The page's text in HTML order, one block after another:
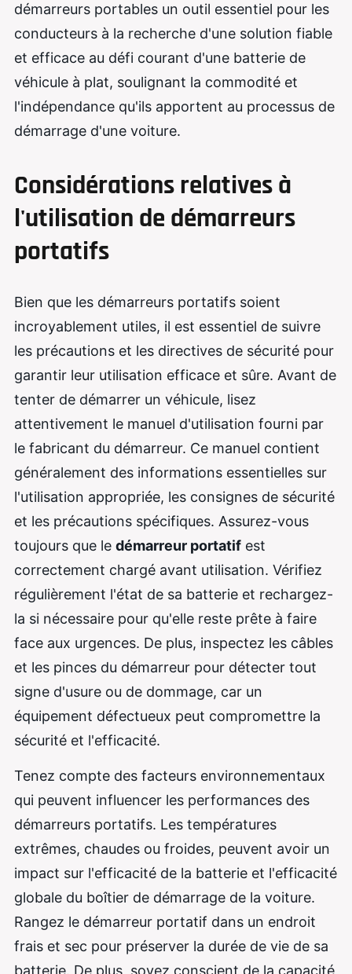
démarreurs portables un outil essentiel pour les
conducteurs à la recherche d'une solution fiable
et efficace au défi courant d'une batterie de
véhicule à plat, soulignant la commodité et
l'indépendance qu'ils apportent au processus de
démarrage d'une voiture.
Considérations relatives à
l'utilisation de démarreurs
portatifs
Bien que les démarreurs portatifs soient
incroyablement utiles, il est essentiel de suivre
les précautions et les directives de sécurité pour
garantir leur utilisation efficace et sûre. Avant de
tenter de démarrer un véhicule, lisez
attentivement le manuel d'utilisation fourni par
le fabricant du démarreur. Ce manuel contient
généralement des informations essentielles sur
l'utilisation appropriée, les consignes de sécurité
et les précautions spécifiques. Assurez-vous
toujours que le démarreur portatif est
correctement chargé avant utilisation. Vérifiez
régulièrement l'état de sa batterie et rechargez-
la si nécessaire pour qu'elle reste prête à faire
face aux urgences. De plus, inspectez les câbles
et les pinces du démarreur pour détecter tout
signe d'usure ou de dommage, car un
équipement défectueux peut compromettre la
sécurité et l'efficacité.
Tenez compte des facteurs environnementaux
qui peuvent influencer les performances des
démarreurs portatifs. Les températures
extrêmes, chaudes ou froides, peuvent avoir un
impact sur l'efficacité de la batterie et l'efficacité
globale du boîtier de démarrage de la voiture.
Rangez le démarreur portatif dans un endroit
frais et sec pour préserver la durée de vie de sa
batterie. De plus, soyez conscient de la capacité